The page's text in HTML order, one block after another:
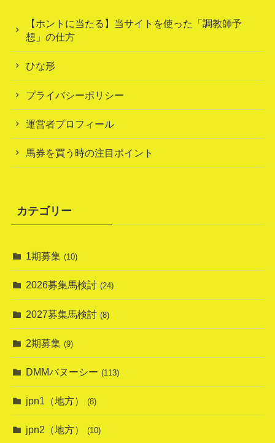
【ホントに当たる】当サイトを使った「調教師予
想」の仕方
ひな形
プライバシーポリシー
運営者プロフィール
馬券を買う時の注目ポイント
カテゴリー
1期募集 (10)
2026募集馬検討 (24)
2027募集馬検討 (8)
2期募集 (9)
DMMバヌーシー (113)
jpn1（地方） (8)
jpn2（地方） (10)